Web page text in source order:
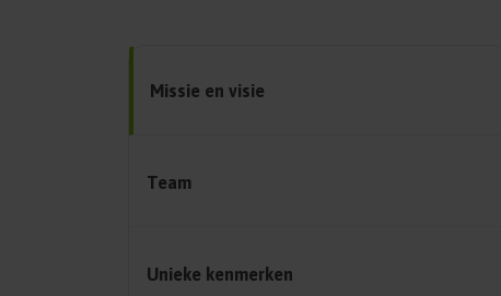
Missie en visie
Team
Unieke kenmerken